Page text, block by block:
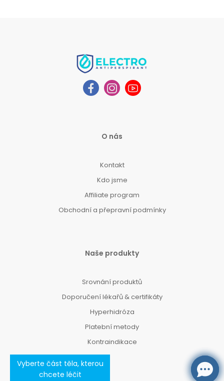
Vyberte část těla, kterou
chcete léčit
O nás
Kontakt
Kdo jsme
Affiliate program
Obchodní a přepravní podmínky
Naše produkty
Srovnání produktů
Doporučení lékařů & certifikáty
Hyperhidróza
Platební metody
Kontraindikace